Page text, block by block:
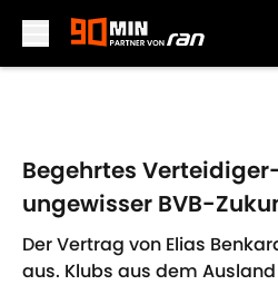
Begehrtes
ungewisser BVB-
Der Vertrag von Elias
aus. Klubs aus dem